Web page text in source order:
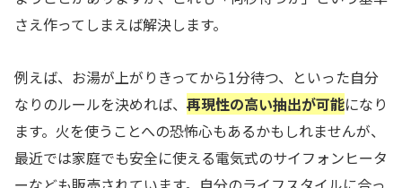
さえ作ってしまえば解決します。
例えば、お湯が上がりきってから1分待つ、といった自分
なりのルールを決めれば、 再現性の高い抽出が可能になり
ます。火を使うことへの恐怖心もあるかもしれませんが、
最近では家庭でも安全に使える電気式のサイフォンヒータ